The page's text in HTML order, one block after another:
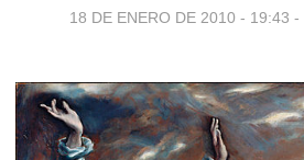
18 DE ENERO DE 2010 - 19:43 -